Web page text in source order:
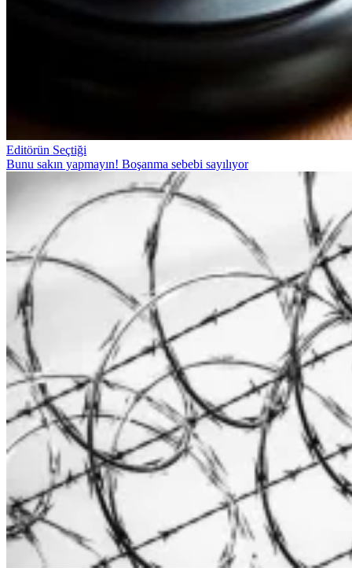
Editörün Seçtiği
Bunu sakın yapmayın! Boşanma sebebi sayılıyor